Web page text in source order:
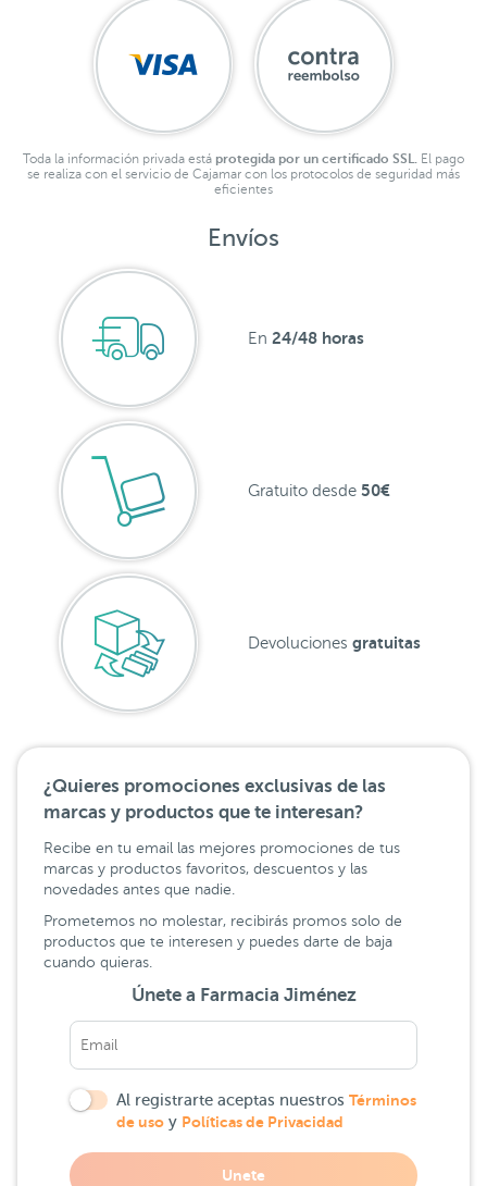
Toda la información privada está protegida por un certificado SSL. El pago
se realiza con el servicio de Cajamar con los protocolos de seguridad más
eficientes
Envíos
En 24/48 horas
Gratuito desde 50€
Devoluciones gratuitas
¿Quieres promociones exclusivas de las
marcas y productos que te interesan?
Recibe en tu email las mejores promociones de tus
marcas y productos favoritos, descuentos y las
novedades antes que nadie.
Prometemos no molestar, recibirás promos solo de
productos que te interesen y puedes darte de baja
cuando quieras.
Únete a Farmacia Jiménez
Al registrarte aceptas nuestros Términos
de uso y Políticas de Privacidad
Unete